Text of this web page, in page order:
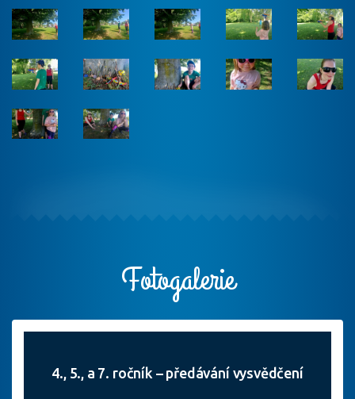
Fotogalerie
4., 5., a 7. ročník – předávání vysvědčení